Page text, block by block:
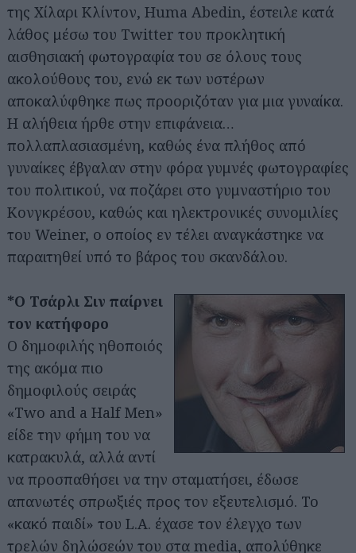
της Χίλαρι Κλίντον, Huma Abedin, έστειλε κατά
λάθος μέσω του Twitter του προκλητική
αισθησιακή φωτογραφία του σε όλους τους
ακολούθους του, ενώ εκ των υστέρων
αποκαλύφθηκε πως προοριζόταν για μια γυναίκα.
Η αλήθεια ήρθε στην επιφάνεια…
πολλαπλασιασμένη, καθώς ένα πλήθος από
γυναίκες έβγαλαν στην φόρα γυμνές φωτογραφίες
του πολιτικού, να ποζάρει στο γυμναστήριο του
Κονγκρέσου, καθώς και ηλεκτρονικές συνομιλίες
του Weiner, ο οποίος εν τέλει αναγκάστηκε να
παραιτηθεί υπό το βάρος του σκανδάλου.
*Ο Τσάρλι Σιν παίρνει
τον κατήφορο
Ο δημοφιλής ηθοποιός
της ακόμα πιο
δημοφιλούς σειράς
«Two and a Half Men»
είδε την φήμη του να
κατρακυλά, αλλά αντί
να προσπαθήσει να την σταματήσει, έδωσε
απανωτές σπρωξιές προς τον εξευτελισμό. Το
«κακό παιδί» του L.A. έχασε τον έλεγχο των
τρελών δηλώσεών του στα media, απολύθηκε